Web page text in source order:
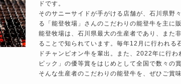
ドです。
そのサニーサイドが手がける店舗が、石川県野
る「能登牧場」さんのこだわりの能登牛を主に
能登牧場は、石川県最大の生産者であり、また
ることで知られています。毎年12月に行われる
ドチャンピオン牛を輩出。また、2022年に行
ピック」の優等賞をはじめとして全国で数々の
そんな生産者のこだわりの能登牛を、ぜひご賞